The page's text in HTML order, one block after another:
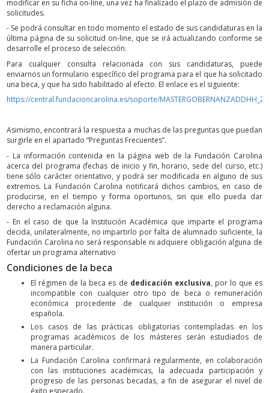
modificar en su ficha on-line, una vez ha finalizado el plazo de admisión de
solicitudes.
- Se podrá consultar en todo momento el estado de sus candidaturas en la
última página de su solicitud on-line, que se irá actualizando conforme se
desarrolle el proceso de selección.
Para cualquier consulta relacionada con sus candidaturas, puede
enviarnos un formulario específico del programa para el que ha solicitado
una beca, y que ha sido habilitado al efecto. El enlace es el siguiente:
https://central.fundacioncarolina.es/soporte/
Asimismo, encontrará la respuesta a muchas de las preguntas que puedan
surgirle en el apartado “Preguntas Frecuentes”.
- La información contenida en la página web de la Fundación Carolina
acerca del programa (fechas de inicio y fin, horario, sede del curso, etc.)
tiene sólo carácter orientativo, y podrá ser modificada en alguno de sus
extremos. La Fundación Carolina notificará dichos cambios, en caso de
producirse, en el tiempo y forma oportunos, sin que ello pueda dar
derecho a reclamación alguna.
- En el caso de que la Institución Académica que imparte el programa
decida, unilateralmente, no impartirlo por falta de alumnado suficiente, la
Fundación Carolina no será responsable ni adquiere obligación alguna de
ofertar un programa alternativo
Condiciones de la beca
El régimen de la beca es de dedicación exclusiva, por lo que es
incompatible con cualquier otro tipo de beca o remuneración
económica procedente de cualquier institución o empresa
española.
Los casos de las prácticas obligatorias contempladas en los
programas académicos de los másteres serán estudiados de
manera particular.
La Fundación Carolina confirmará regularmente, en colaboración
con las instituciones académicas, la adecuada participación y
progreso de las personas becadas, a fin de asegurar el nivel de